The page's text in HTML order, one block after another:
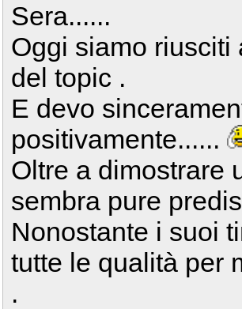
Sera......
Oggi siamo riusciti
del topic .
E devo
positivamente......
Oltre a dimostrare
sembra pure
Nonostante i suoi
tutte le qualità per
.